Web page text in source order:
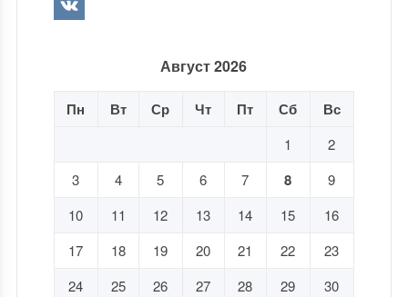
Август 2026
Пн Вт Ср Чт Пт Сб Вс
1
2
3
4 5 6 7 8
9
10
11 12 13 14 15
16
17
18 19 20 21 22
23
24
25 26 27 28 29
30